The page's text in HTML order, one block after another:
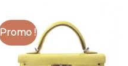
Promo !